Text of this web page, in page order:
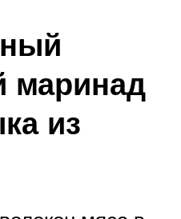
маринад
из